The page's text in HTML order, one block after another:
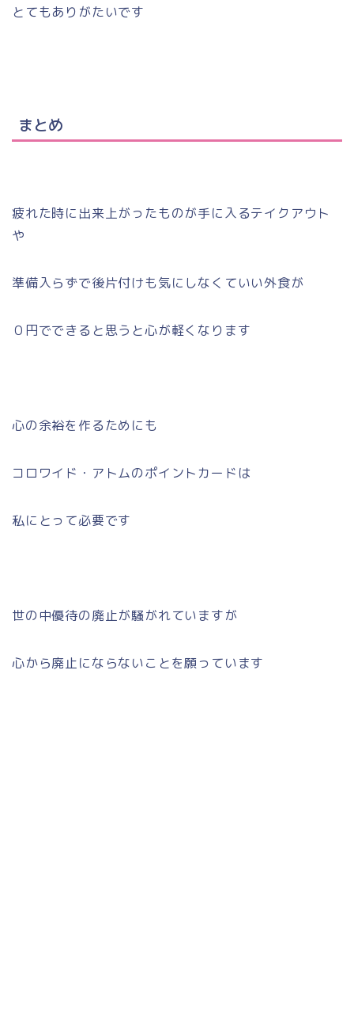
とてもありがたいです
まとめ
疲れた時に出来上がったものが手に入るテイクアウト
や
準備入らずで後片付けも気にしなくていい外食が
０円でできると思うと心が軽くなります
心の余裕を作るためにも
コロワイド・アトムのポイントカードは
私にとって必要です
世の中優待の廃止が騒がれていますが
心から廃止にならないことを願っています